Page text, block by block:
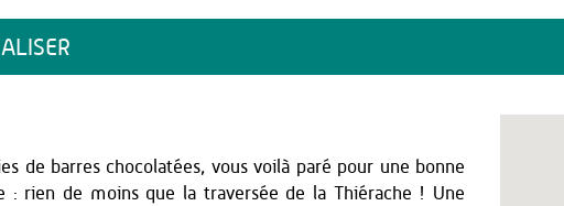
de barres chocolatées, vous voilà paré pour une bonne
rien de moins que la traversée de la Thiérache ! Une